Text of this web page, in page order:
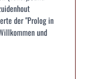
der "Prolog in
und